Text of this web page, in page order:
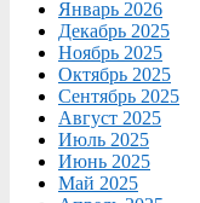
Январь 2026
Декабрь 2025
Ноябрь 2025
Октябрь 2025
Сентябрь 2025
Август 2025
Июль 2025
Июнь 2025
Май 2025